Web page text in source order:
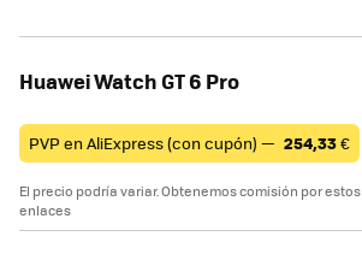
Huawei Watch GT 6 Pro
PVP en AliExpress (con cupón) — 254,33€
El precio podría variar. Obtenemos comisión por estos
enlaces